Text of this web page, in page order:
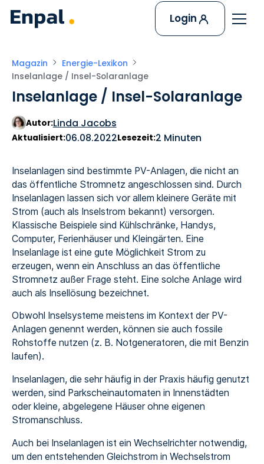
Login
Magazin
Energie-Lexikon
Inselanlage / Insel-Solaranlage
Inselanlage / Insel-Solaranlage
Autor:Linda Jacobs
Aktualisiert:06.08.2022Lesezeit:2 Minuten
Inselanlagen sind bestimmte PV-Anlagen, die nicht an
das öffentliche Stromnetz angeschlossen sind. Durch
Inselanlagen lassen sich vor allem kleinere Geräte mit
Strom (auch als Inselstrom bekannt) versorgen.
Klassische Beispiele sind Kühlschränke, Handys,
Computer, Ferienhäuser und Kleingärten. Eine
Inselanlage ist eine gute Möglichkeit Strom zu
erzeugen, wenn ein Anschluss an das öffentliche
Stromnetz außer Frage steht. Eine solche Anlage wird
auch als Insellösung bezeichnet.
Obwohl Inselsysteme meistens im Kontext der PV-
Anlagen genennt werden, können sie auch fossile
Rohstoffe nutzen (z. B. Notgeneratoren, die mit Benzin
laufen).
Inselanlagen, die sehr häufig in der Praxis häufig genutzt
werden, sind Parkscheinautomaten in Innenstädten
oder kleine, abgelegene Häuser ohne eigenen
Stromanschluss.
Auch bei Inselanlagen ist ein Wechselrichter notwendig,
um den entstehenden Gleichstrom in Wechselstrom